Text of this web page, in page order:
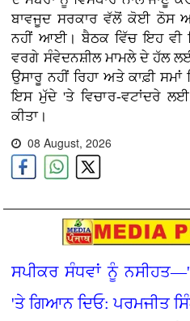
ਬਾਵਜੂਦ ਸਰਕਾਰ ਵੱਲੋਂ ਕੋਈ ਠੋਸ
ਨਹੀਂ ਆਈ। ਬੈਠਕ ਵਿੱਚ ਇਹ ਵੀ
ਵਰਗੇ ਸੰਵੇਦਨਸ਼ੀਲ ਮਾਮਲੇ ਦੇ ਹੱਲ
ਉਸਾਰੂ ਨਹੀਂ ਰਿਹਾ ਅਤੇ ਕਾਫ਼ੀ
ਇਸ ਮੁੱਦੇ 'ਤੇ ਵਿਚਾਰ-ਵਟਾਂਦਰੇ
ਕੀਤਾ।
08 August, 2026
ਸਪੀਕਰ ਸੰਧਵਾਂ ਨੂੰ
'ਤੇ ਗਿਆਨ ਦਿਓ: ਪਰਮਜੀਤ